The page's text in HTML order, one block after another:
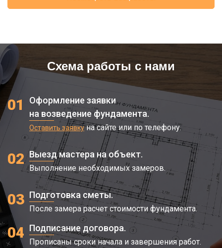
Схема работы с нами
01
Оформление заявки
на возведение фундамента.
Оставить заявкуна сайте или по телефону.
02 Выезд мастера на объект.
Выполнение необходимых замеров.
03 Подготовка сметы.
После замера расчет стоимости фундамента.
04 Подписание договора.
Прописаны сроки начала и завершения работ.